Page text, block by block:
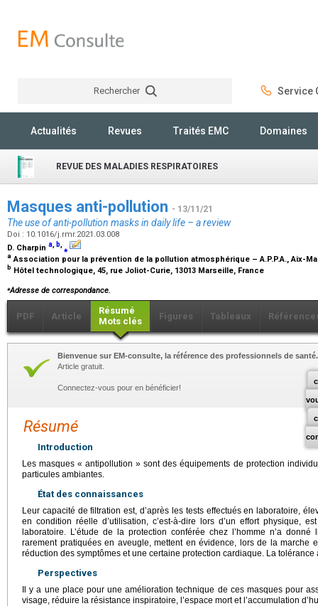
Rechercher Service
Actualités Revues Traités EMC Domaines
REVUE DES MALADIES RESPIRATOIRES
Masques anti-pollution - 13/11/21
The use of anti-pollution masks in daily life – a review
Doi : 10.1016/j.rmr.2021.03.008
D. Charpin a, b,⁎
a Association pour la prévention de la pollution atmosphérique – A.P.P.A., Aix-
b Hôtel technologique, 45, rue Joliot-Curie, 13013 Marseille, France
⁎Adresse de correspondance.
PDF Article
Résumé
Mots clés
Figures Tableaux
Bienvenue sur EM-consulte, la référence des professionnels de santé.
Article gratuit.
Connectez-vous pour en bénéficier!
Résumé
Introduction
Les masques « antipollution » sont des équipements de protection
particules ambiantes.
État des connaissances
Leur capacité de filtration est, d’après les tests effectués en laboratoire,
en condition réelle d’utilisation, c’est-à-dire lors d’un effort physique,
laboratoire. L’étude de la protection conférée chez l’homme n’a donné
rarement pratiquées en aveugle, mettent en évidence, lors de la marche
réduction des symptômes et une certaine protection cardiaque. La tolérance
Perspectives
Il y a une place pour une amélioration technique de ces masques pour
visage, réduire la résistance inspiratoire, l’espace mort et l’accumulation